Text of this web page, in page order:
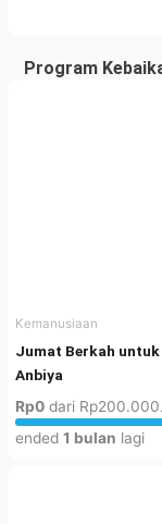
Program
Kemanusiaan
Jumat Berkah untuk
Anbiya
Rp0 dari
ended1 bulan lagi